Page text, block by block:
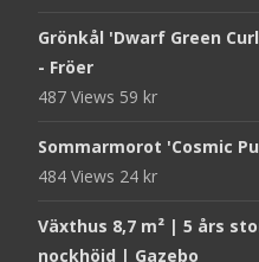
Grönkål 'Dwarf Green
- Fröer
487 Views 59 kr
Sommarmorot 'Cosmic
484 Views 24 kr
Växthus 8,7 m² | 5 års
nockhöjd | Gazebo